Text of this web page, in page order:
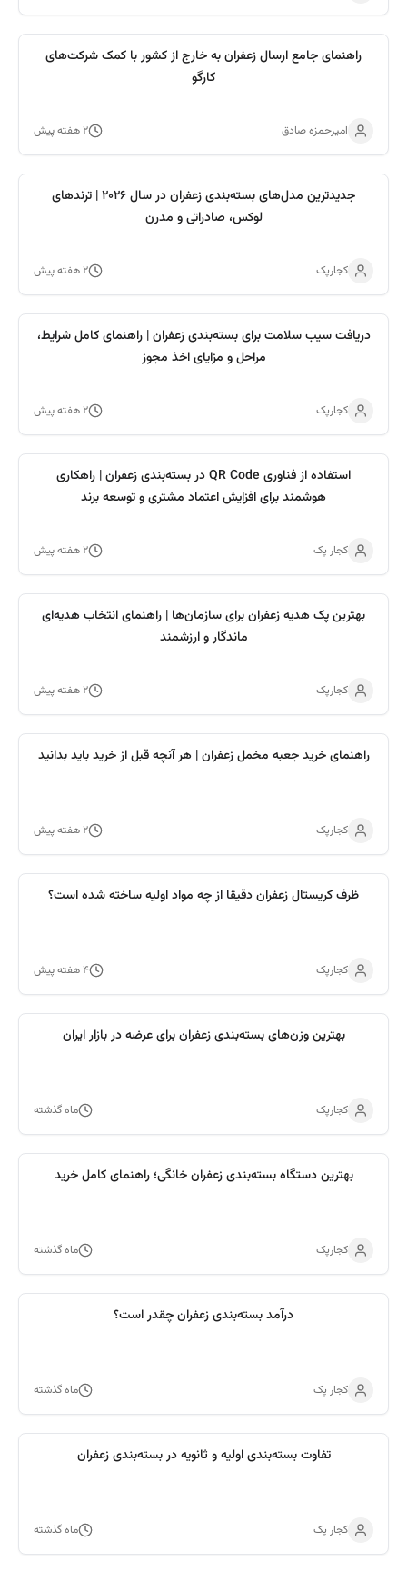
راهنمای جامع ارسال زعفران به خارج از کشور با کمک شرکت‌های
کارگو
۲ هفته پیش امیرحمزه صادق
جدیدترین مدل‌های بسته‌بندی زعفران در سال ۲۰۲۶ | ترندهای
لوکس، صادراتی و مدرن
۲ هفته پیش کجارپک
دریافت سیب سلامت برای بسته‌بندی زعفران | راهنمای کامل شرایط،
مراحل و مزایای اخذ مجوز
۲ هفته پیش کجارپک
استفاده از فناوری QR Code در بسته‌بندی زعفران | راهکاری
هوشمند برای افزایش اعتماد مشتری و توسعه برند
۲ هفته پیش کجار پک
بهترین پک هدیه زعفران برای سازمان‌ها | راهنمای انتخاب هدیه‌ای
ماندگار و ارزشمند
۲ هفته پیش کجارپک
راهنمای خرید جعبه مخمل زعفران | هر آنچه قبل از خرید باید بدانید
۲ هفته پیش کجارپک
ظرف کریستال زعفران دقیقا از چه مواد اولیه ساخته شده است؟
۴ هفته پیش کجارپک
بهترین وزن‌های بسته‌بندی زعفران برای عرضه در بازار ایران
ماه گذشته کجارپک
بهترین دستگاه بسته‌بندی زعفران خانگی؛ راهنمای کامل خرید
ماه گذشته کجارپک
درآمد بسته‌بندی زعفران چقدر است؟
ماه گذشته کجار پک
تفاوت بسته‌بندی اولیه و ثانویه در بسته‌بندی زعفران
ماه گذشته کجار پک